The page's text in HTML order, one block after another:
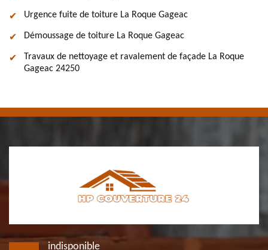
Urgence fuite de toiture La Roque Gageac
Démoussage de toiture La Roque Gageac
Travaux de nettoyage et ravalement de façade La Roque
Gageac 24250
indisponible